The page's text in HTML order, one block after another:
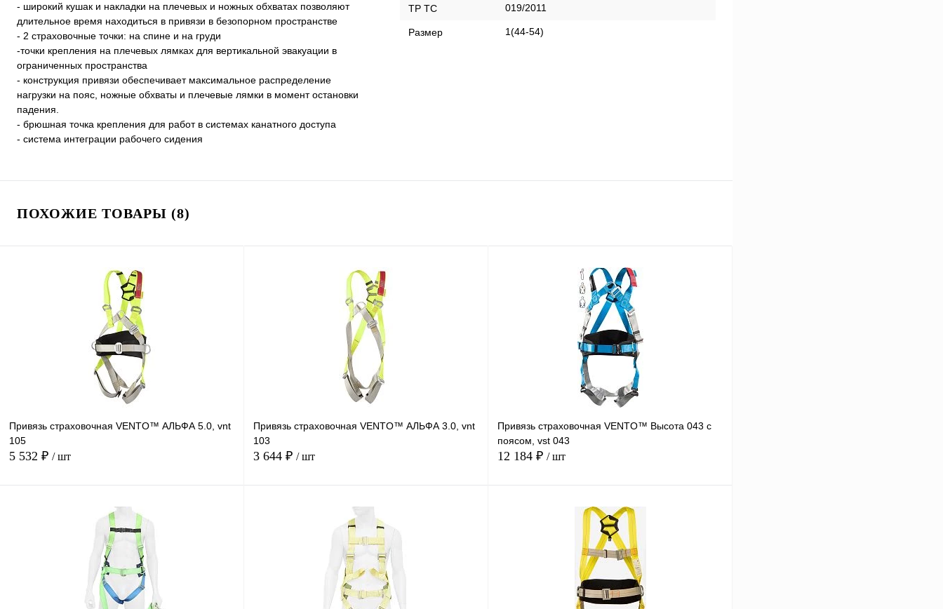
- широкий кушак и накладки на плечевых и ножных обхватах позволяют
длительное время находиться в привязи в безопорном пространстве
- 2 страховочные точки: на спине и на груди
-точки крепления на плечевых лямках для вертикальной эвакуации в
ограниченных пространства
- конструкция привязи обеспечивает максимальное распределение
нагрузки на пояс, ножные обхваты и плечевые лямки в момент остановки
падения.
- брюшная точка крепления для работ в системах канатного доступа
- система интеграции рабочего сидения
ТР ТС 019/2011
Размер 1(44-54)
ПОХОЖИЕ ТОВАРЫ (8)
Привязь страховочная VENTO™ АЛЬФА 5.0, vnt
105
5 532 ₽ / шт
В корзину
Купить в
В избранное
наличии
Привязь страховочная VENTO™ АЛЬФА 3.0, vnt
103
3 644 ₽ / шт
Купить в
В избранное
Привязь страховочная VENTO™ Высота 043 с
поясом, vst 043
12 184 ₽ / шт
В корзину
Купить в
В избранное